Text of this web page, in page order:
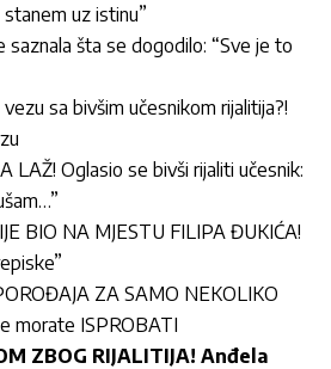
uz istinu”
saznala šta se dogodilo: “Sve je to
sa bivšim učesnikom rijalitija?!
LAŽ! Oglasio se bivši rijaliti učesnik:
BIO NA MJESTU FILIPA ĐUKIĆA!
ZA SAMO NEKOLIKO
morate ISPROBATI
ZBOG RIJALITIJA! Anđela